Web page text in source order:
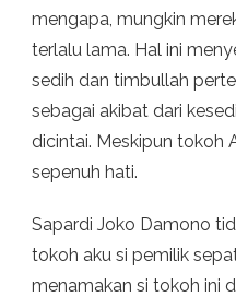
mengapa, mungkin
terlalu lama. Hal ini
sedih dan timbullah
sebagai akibat dari
dicintai. Meskipun tokoh
sepenuh hati.
Sapardi Joko Damono
tokoh aku si pemilik
menamakan si tokoh ini